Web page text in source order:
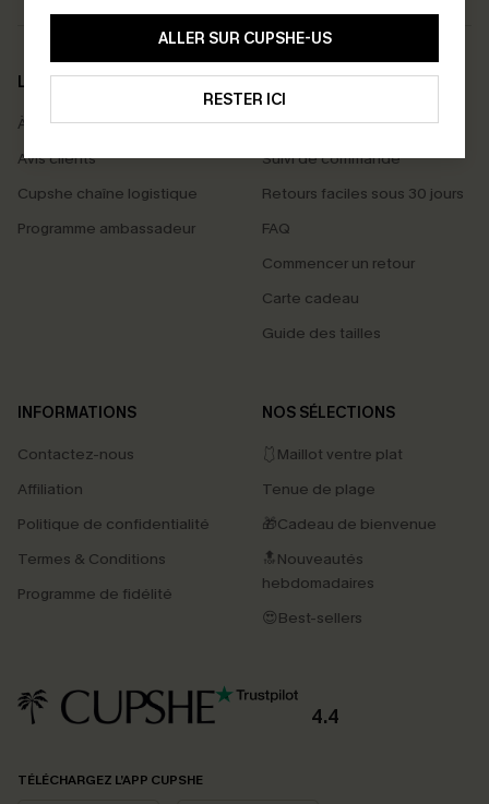
ALLER SUR CUPSHE-US
RESTER ICI
LA MARQUE
À propos de nous
Avis clients
Cupshe chaîne logistique
Programme ambassadeur
SERVICES
Livraison offerte dès 55 €
Suivi de commande
Retours faciles sous 30 jours
FAQ
Commencer un retour
Carte cadeau
Guide des tailles
INFORMATIONS
Contactez-nous
Affiliation
Politique de confidentialité
Termes & Conditions
Programme de fidélité
NOS SÉLECTIONS
🩱Maillot ventre plat
Tenue de plage
🎁Cadeau de bienvenue
🔝Nouveautés
hebdomadaires
😍Best-sellers
4.4
TÉLÉCHARGEZ L’APP CUPSHE
PROFITEZ DE -15%